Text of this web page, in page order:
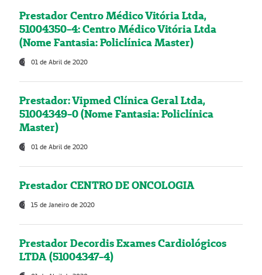
Prestador Centro Médico Vitória Ltda,
51004350-4: Centro Médico Vitória Ltda
(Nome Fantasia: Policlínica Master)
01 de Abril de 2020
Prestador: Vipmed Clínica Geral Ltda,
51004349-0 (Nome Fantasia: Policlínica
Master)
01 de Abril de 2020
Prestador CENTRO DE ONCOLOGIA
15 de Janeiro de 2020
Prestador Decordis Exames Cardiológicos
LTDA (51004347-4)